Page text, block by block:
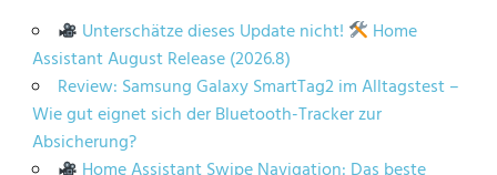
Unterschätze dieses Update nicht!
Home
Assistant August Release (2026.8)
Review: Samsung Galaxy SmartTag2 im Alltagstest –
Wie gut eignet sich der Bluetooth-Tracker zur
Absicherung?